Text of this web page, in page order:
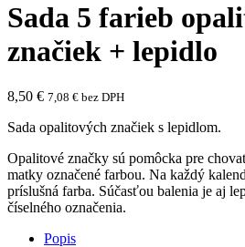
Sada 5 farieb
značiek + lepidlo
8,50 € 7,08 € bez DPH
Sada opalitových značiek s lepidlom.
Opalitové značky sú pomôcka pre
matky označené farbou. Na každý
príslušná farba. Súčasťou balenia je aj
číselného označenia.
Popis